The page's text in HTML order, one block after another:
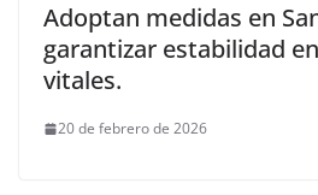
Adoptan medidas en
garantizar estabilidad
vitales.
20 de febrero de 2026